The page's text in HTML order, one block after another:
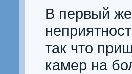
В первый
так что
камер на